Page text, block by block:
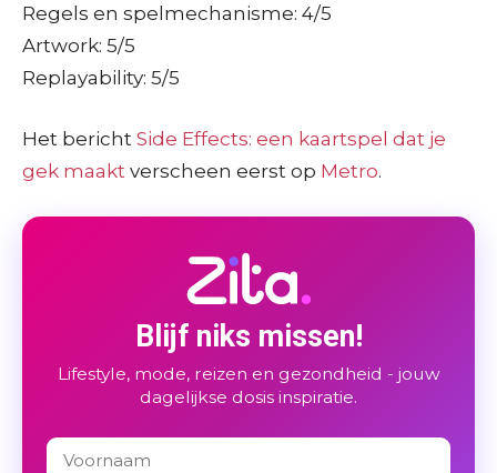
Regels en spelmechanisme: 4/5
Artwork: 5/5
Replayability: 5/5
Het bericht Side Effects: een kaartspel dat je
gek maakt verscheen eerst op Metro.
Blijf niks missen!
Lifestyle, mode, reizen en gezondheid - jouw
dagelijkse dosis inspiratie.